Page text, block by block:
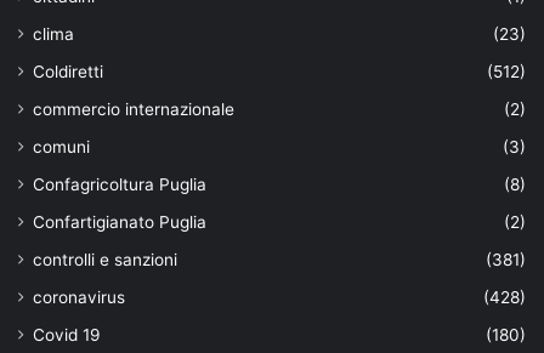
clima
(23)
Coldiretti
(512)
commercio internazionale
(2)
comuni
(3)
Confagricoltura Puglia
(8)
Confartigianato Puglia
(2)
controlli e sanzioni
(381)
coronavirus
(428)
Covid 19
(180)